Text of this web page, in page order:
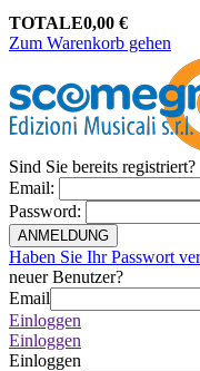
TOTALE0,00 €
Zum Warenkorb gehen
Sind Sie bereits registriert?
Email:
Password:
ANMELDUNG
Haben Sie Ihr Passwort
neuer Benutzer?
Email
Einloggen
Einloggen
Einloggen